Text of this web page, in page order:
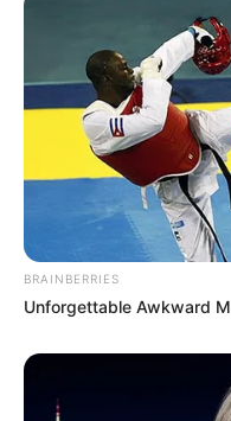
BRAINBERRIES
Unforgettable Awkward